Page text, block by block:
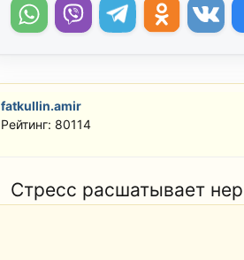
fatkullin.amir
Рейтинг: 80114
Стресс расшатывает